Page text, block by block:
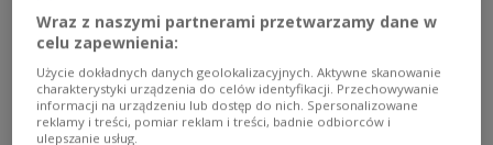
Wraz z naszymi partnerami przetwarzamy dane w
celu zapewnienia:
Użycie dokładnych danych geolokalizacyjnych. Aktywne skanowanie
charakterystyki urządzenia do celów identyfikacji. Przechowywanie
informacji na urządzeniu lub dostęp do nich. Spersonalizowane
reklamy i treści, pomiar reklam i treści, badnie odbiorców i
ulepszanie usług.